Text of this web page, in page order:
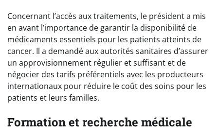
Concernant l’accès aux traitements, le président a mis
en avant l’importance de garantir la disponibilité de
médicaments essentiels pour les patients atteints de
cancer. Il a demandé aux autorités sanitaires d’assurer
un approvisionnement régulier et suffisant et de
négocier des tarifs préférentiels avec les producteurs
internationaux pour réduire le coût des soins pour les
patients et leurs familles.
Formation et recherche médicale